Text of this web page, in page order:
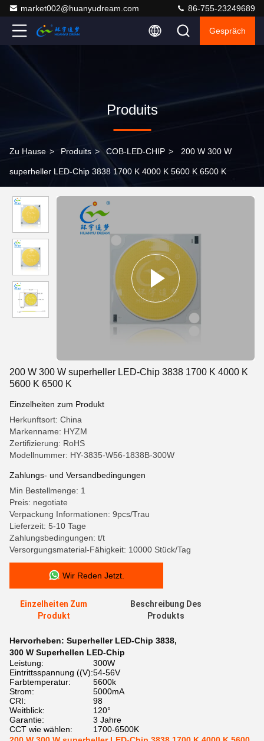
market002@huanyudream.com 86-755-23249689
Gespräch
Produits
Zu Hause > Produits > COB-LED-CHIP > 200 W 300 W
superheller LED-Chip 3838 1700 K 4000 K 5600 K 6500 K
200 W 300 W superheller LED-Chip 3838 1700 K 4000 K
5600 K 6500 K
Einzelheiten zum Produkt
Herkunftsort: China
Markenname: HYZM
Zertifizierung: RoHS
Modellnummer: HY-3835-W56-1838B-300W
Zahlungs- und Versandbedingungen
Min Bestellmenge: 1
Preis: negotiate
Verpackung Informationen: 9pcs/Trau
Lieferzeit: 5-10 Tage
Zahlungsbedingungen: t/t
Versorgungsmaterial-Fähigkeit: 10000 Stück/Tag
Wir Reden Jetzt.
Einzelheiten Zum
Produkt
Beschreibung Des
Produkts
Hervorheben: Superheller LED-Chip 3838,
300 W Superhellen LED-Chip
Leistung:
300W
Eintrittsspannung ((V):54-56V
Farbtemperatur:
5600k
Strom:
5000mA
CRI:
98
Weitblick:
120°
Garantie:
3 Jahre
CCT wie wählen:
1700-6500K